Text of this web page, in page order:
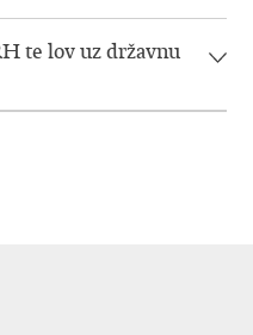
te lov uz državnu